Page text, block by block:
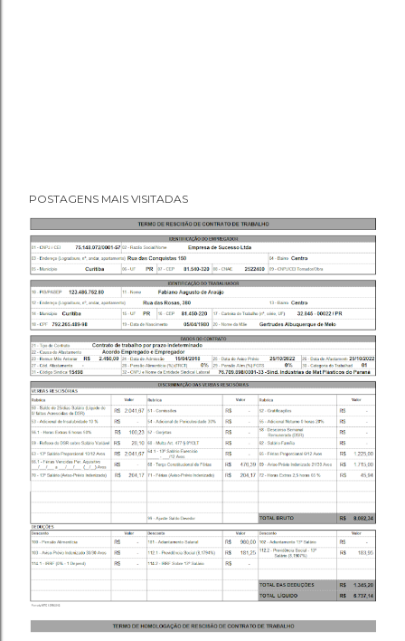
POSTAGENS MAIS VISITADAS